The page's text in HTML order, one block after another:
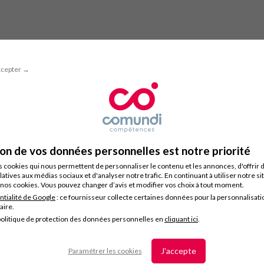
→
de vos données personnelles est notre priorité
cookies qui nous permettent de personnaliser le contenu et les annonces, d'offrir
aux médias sociaux et d'analyser notre trafic. En continuant à utiliser notre
cookies. Vous pouvez changer d’avis et modifier vos choix à tout moment.
de Google: ce fournisseur collecte certaines données pour la
de protection des données personnelles en cliquant ici.
Paramétrer les cookies J'accepte